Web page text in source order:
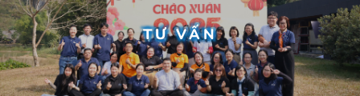
TƯ VẤN